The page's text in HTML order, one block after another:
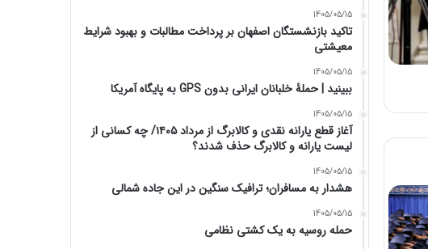
1405/05/15
تاکید بازنشستگان اصفهان بر پرداخت مطالبات و بهبود شرایط
معیشتی
1405/05/15
ببینید | حملۀ خلبانان ایرانی بدون GPS به پایگاه آمریکا
1405/05/15
آغاز قطع یارانه نقدی و کالابرگ از مرداد ۱۴۰۵/ چه کسانی از
لیست یارانه و کالابرگ حذف شدند؟
1405/05/15
هشدار به مسافران؛ ترافیک سنگین در این جاده شمالی
1405/05/15
حمله روسیه به یک کشتی نظامی